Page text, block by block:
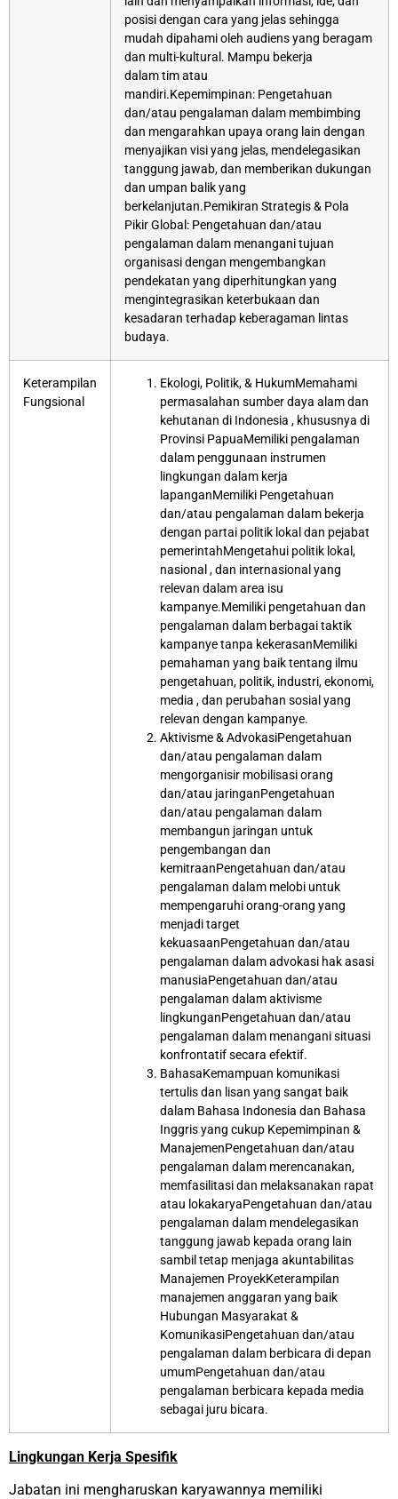
posisi dengan cara yang jelas sehingga
mudah dipahami oleh audiens yang beragam
dan multi-kultural. Mampu bekerja
dalam tim atau
mandiri.Kepemimpinan: Pengetahuan
dan/atau pengalaman dalam membimbing
dan mengarahkan upaya orang lain dengan
menyajikan visi yang jelas, mendelegasikan
tanggung jawab, dan memberikan dukungan
dan umpan balik yang
berkelanjutan.Pemikiran Strategis & Pola
Pikir Global: Pengetahuan dan/atau
pengalaman dalam menangani tujuan
organisasi dengan mengembangkan
pendekatan yang diperhitungkan yang
mengintegrasikan keterbukaan dan
kesadaran terhadap keberagaman lintas
budaya.
Keterampilan
Fungsional
Ekologi, Politik, & HukumMemahami
permasalahan sumber daya alam dan
kehutanan di Indonesia , khususnya di
Provinsi PapuaMemiliki pengalaman
dalam penggunaan instrumen
lingkungan dalam kerja
lapanganMemiliki Pengetahuan
dan/atau pengalaman dalam bekerja
dengan partai politik lokal dan pejabat
pemerintahMengetahui politik lokal,
nasional , dan internasional yang
relevan dalam area isu
kampanye.Memiliki pengetahuan dan
pengalaman dalam berbagai taktik
kampanye tanpa kekerasanMemiliki
pemahaman yang baik tentang ilmu
pengetahuan, politik, industri, ekonomi,
media , dan perubahan sosial yang
relevan dengan kampanye.
Aktivisme & AdvokasiPengetahuan
dan/atau pengalaman dalam
mengorganisir mobilisasi orang
dan/atau jaringanPengetahuan
dan/atau pengalaman dalam
membangun jaringan untuk
pengembangan dan
kemitraanPengetahuan dan/atau
pengalaman dalam melobi untuk
mempengaruhi orang-orang yang
menjadi target
kekuasaanPengetahuan dan/atau
pengalaman dalam advokasi hak asasi
manusiaPengetahuan dan/atau
pengalaman dalam aktivisme
lingkunganPengetahuan dan/atau
pengalaman dalam menangani situasi
konfrontatif secara efektif.
BahasaKemampuan komunikasi
tertulis dan lisan yang sangat baik
dalam Bahasa Indonesia dan Bahasa
Inggris yang cukup Kepemimpinan &
ManajemenPengetahuan dan/atau
pengalaman dalam merencanakan,
memfasilitasi dan melaksanakan rapat
atau lokakaryaPengetahuan dan/atau
pengalaman dalam mendelegasikan
tanggung jawab kepada orang lain
sambil tetap menjaga akuntabilitas
Manajemen ProyekKeterampilan
manajemen anggaran yang baik
Hubungan Masyarakat &
KomunikasiPengetahuan dan/atau
pengalaman dalam berbicara di depan
umumPengetahuan dan/atau
pengalaman berbicara kepada media
sebagai juru bicara.
Lingkungan Kerja Spesifik
Jabatan ini mengharuskan karyawannya memiliki